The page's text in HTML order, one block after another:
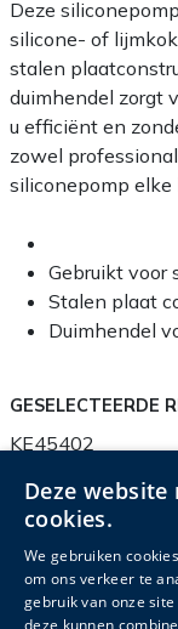
Deze
silicone- of
stalen
duimhendel zorgt
u efficiënt en
zowel
siliconepomp elke
Gebruikt voor
Stalen plaat
Duimhendel
GESELECTEERDE
KE45402
Productinfo
Gerelateerde
Deze
cookies.
We gebruiken
om ons verkeer te
gebruik van onze
deze kunnen